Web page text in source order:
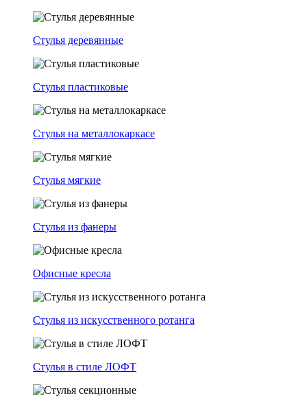
Стулья деревянные
Стулья пластиковые
Стулья на металлокаркасе
Стулья мягкие
Стулья из фанеры
Офисные кресла
Стулья из искусственного ротанга
Стулья в стиле ЛОФТ